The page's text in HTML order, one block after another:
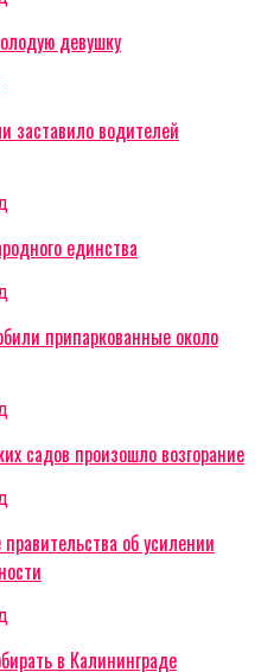
девушку
заставило водителей
единства
припаркованные около
садов произошло возгорание
об усилении
в Калининграде